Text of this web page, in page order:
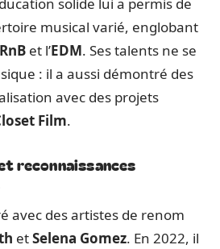
musical varié, englobant
RnB et l’EDM. Ses talents ne se
: il a aussi démontré des
avec des projets
Film.
reconnaissances
avec des artistes de renom
etSelena Gomez. En 2022, il